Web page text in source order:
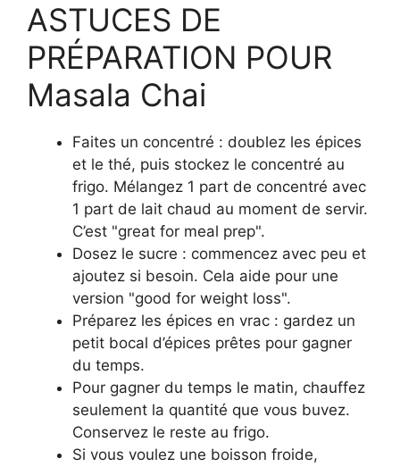
ASTUCES DE
PRÉPARATION POUR
Masala Chai
Faites un concentré : doublez les épices
et le thé, puis stockez le concentré au
frigo. Mélangez 1 part de concentré avec
1 part de lait chaud au moment de servir.
C’est "great for meal prep".
Dosez le sucre : commencez avec peu et
ajoutez si besoin. Cela aide pour une
version "good for weight loss".
Préparez les épices en vrac : gardez un
petit bocal d’épices prêtes pour gagner
du temps.
Pour gagner du temps le matin, chauffez
seulement la quantité que vous buvez.
Conservez le reste au frigo.
Si vous voulez une boisson froide,